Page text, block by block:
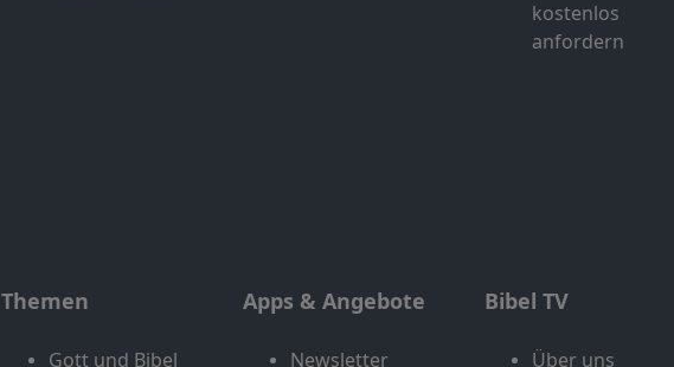
kostenlos
anfordern
Themen
Gott und Bibel
Apps & Angebote
Newsletter
Bibel TV
Über uns